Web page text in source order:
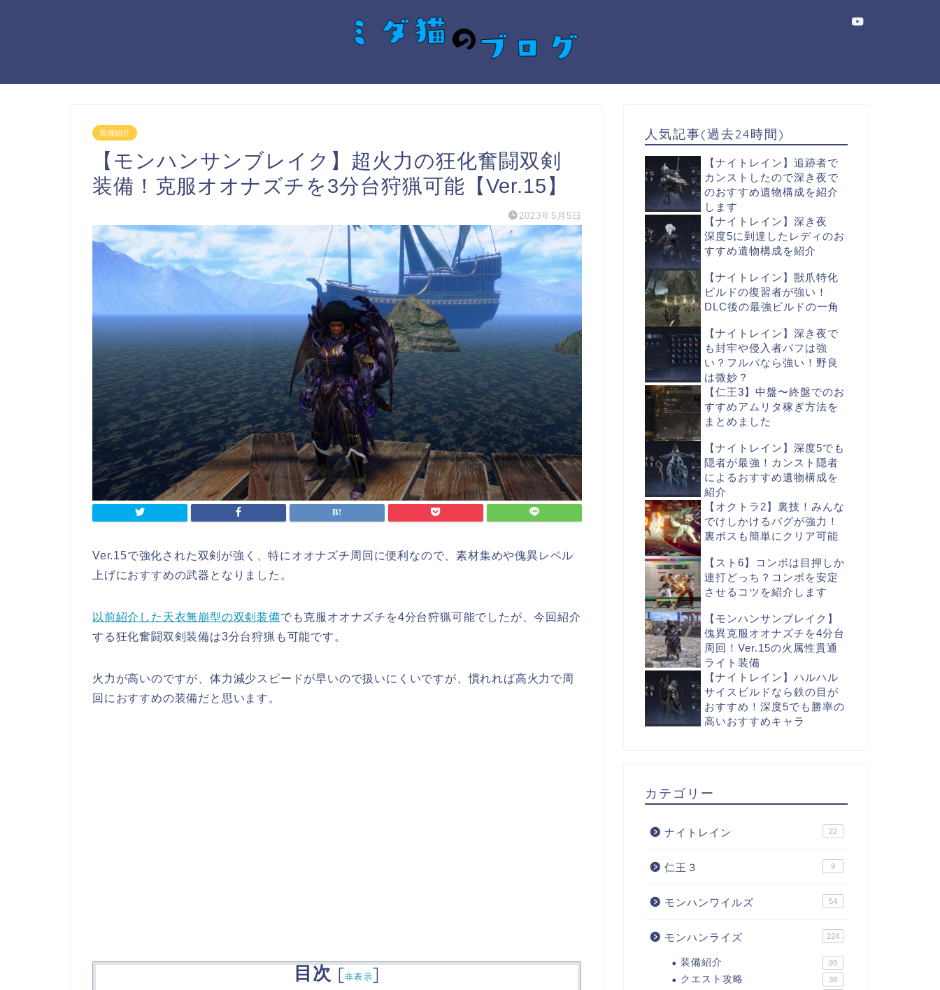
装備紹介
【モンハンサンブレイク】超火力の狂化奮闘双剣
装備！克服オオナズチを3分台狩猟可能【Ver.15】
2023年5月5日
Ver.15で強化された双剣が強く、特にオオナズチ周回に便利なので、素材集めや傀異レベル
上げにおすすめの武器となりました。
以前紹介した天衣無崩型の双剣装備でも克服オオナズチを4分台狩猟可能でしたが、今回紹介
する狂化奮闘双剣装備は3分台狩猟も可能です。
火力が高いのですが、体力減少スピードが早いので扱いにくいですが、慣れれば高火力で周
回におすすめの装備だと思います。
目次 [非表示]
人気記事(過去24時間)
【ナイトレイン】追跡者で
カンストしたので深き夜で
のおすすめ遺物構成を紹介
します
【ナイトレイン】深き夜
深度5に到達したレディのお
すすめ遺物構成を紹介
【ナイトレイン】獣爪特化
ビルドの復習者が強い！
DLC後の最強ビルドの一角
【ナイトレイン】深き夜で
も封牢や侵入者バフは強
い？フルパなら強い！野良
は微妙？
【仁王3】中盤〜終盤でのお
すすめアムリタ稼ぎ方法を
まとめました
【ナイトレイン】深度5でも
隠者が最強！カンスト隠者
によるおすすめ遺物構成を
紹介
【オクトラ2】裏技！みんな
でけしかけるバグが強力！
裏ボスも簡単にクリア可能
【スト6】コンボは目押しか
連打どっち？コンボを安定
させるコツを紹介します
【モンハンサンブレイク】
傀異克服オオナズチを4分台
周回！Ver.15の火属性貫通
ライト装備
【ナイトレイン】ハルハル
サイスビルドなら鉄の目が
おすすめ！深度5でも勝率の
高いおすすめキャラ
カテゴリー
ナイトレイン 22
仁王３ 9
モンハンワイルズ 54
モンハンライズ 224
装備紹介 99
クエスト攻略 38